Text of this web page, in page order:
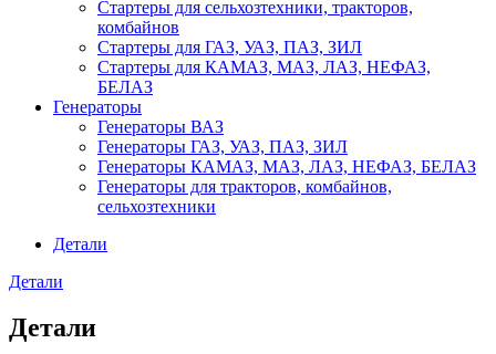
Стартеры для сельхозтехники, тракторов,
комбайнов
Стартеры для ГАЗ, УАЗ, ПАЗ, ЗИЛ
Стартеры для КАМАЗ, МАЗ, ЛАЗ, НЕФАЗ,
БЕЛАЗ
Генераторы
Генераторы ВАЗ
Генераторы ГАЗ, УАЗ, ПАЗ, ЗИЛ
Генераторы КАМАЗ, МАЗ, ЛАЗ, НЕФАЗ, БЕЛАЗ
Генераторы для тракторов, комбайнов,
сельхозтехники
Детали
Детали
Детали